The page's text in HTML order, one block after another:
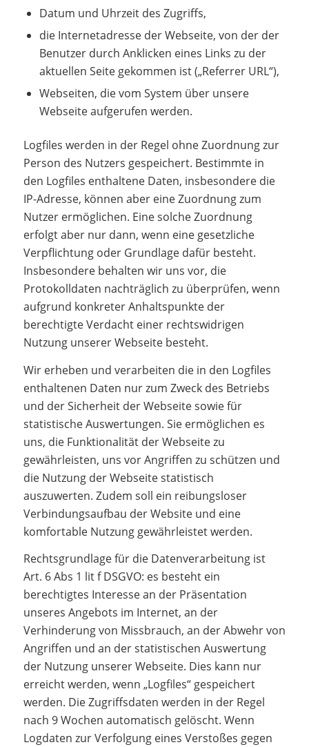
Datum und Uhrzeit des Zugriffs,
die Internetadresse der Webseite, von der der
Benutzer durch Anklicken eines Links zu der
aktuellen Seite gekommen ist („Referrer URL“),
Webseiten, die vom System über unsere
Webseite aufgerufen werden.
Logfiles werden in der Regel ohne Zuordnung zur
Person des Nutzers gespeichert. Bestimmte in
den Logfiles enthaltene Daten, insbesondere die
IP-Adresse, können aber eine Zuordnung zum
Nutzer ermöglichen. Eine solche Zuordnung
erfolgt aber nur dann, wenn eine gesetzliche
Verpflichtung oder Grundlage dafür besteht.
Insbesondere behalten wir uns vor, die
Protokolldaten nachträglich zu überprüfen, wenn
aufgrund konkreter Anhaltspunkte der
berechtigte Verdacht einer rechtswidrigen
Nutzung unserer Webseite besteht.
Wir erheben und verarbeiten die in den Logfiles
enthaltenen Daten nur zum Zweck des Betriebs
und der Sicherheit der Webseite sowie für
statistische Auswertungen. Sie ermöglichen es
uns, die Funktionalität der Webseite zu
gewährleisten, uns vor Angriffen zu schützen und
die Nutzung der Webseite statistisch
auszuwerten. Zudem soll ein reibungsloser
Verbindungsaufbau der Website und eine
komfortable Nutzung gewährleistet werden.
Rechtsgrundlage für die Datenverarbeitung ist
Art. 6 Abs 1 lit f DSGVO: es besteht ein
berechtigtes Interesse an der Präsentation
unseres Angebots im Internet, an der
Verhinderung von Missbrauch, an der Abwehr von
Angriffen und an der statistischen Auswertung
der Nutzung unserer Webseite. Dies kann nur
erreicht werden, wenn „Logfiles“ gespeichert
werden. Die Zugriffsdaten werden in der Regel
nach 9 Wochen automatisch gelöscht. Wenn
Logdaten zur Verfolgung eines Verstoßes gegen